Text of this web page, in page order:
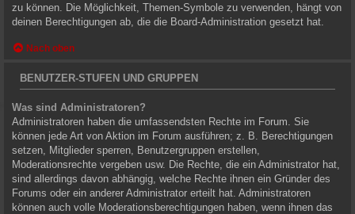
zu können. Die Möglichkeit, Themen-Symbole zu verwenden, hängt von
deinen Berechtigungen ab, die die Board-Administration gesetzt hat.
Nach oben
BENUTZER-STUFEN UND GRUPPEN
Was sind Administratoren?
Administratoren haben die umfassendsten Rechte im Forum. Sie
können jede Art von Aktion im Forum ausführen; z. B. Berechtigungen
setzen, Mitglieder sperren, Benutzergruppen erstellen,
Moderationsrechte vergeben usw. Die Rechte, die ein Administrator hat,
sind allerdings davon abhängig, welche Rechte ihnen ein Gründer des
Forums oder ein anderer Administrator erteilt hat. Administratoren
können auch volle Moderationsberechtigungen haben, wenn ihnen das